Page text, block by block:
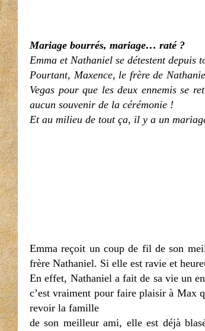
Mariage bourrés, mariage… raté ?
Emma et Nathaniel se détestent depuis
Pourtant, Maxence, le frère de
Vegas pour que les deux ennemis se
aucun souvenir de la cérémonie !
Et au milieu de tout ça, il y a un
Emma reçoit un coup de fil de son
frère Nathaniel. Si elle est ravie et
En effet, Nathaniel a fait de sa vie un
c’est vraiment pour faire plaisir à Max
revoir la famille
de son meilleur ami, elle est déjà